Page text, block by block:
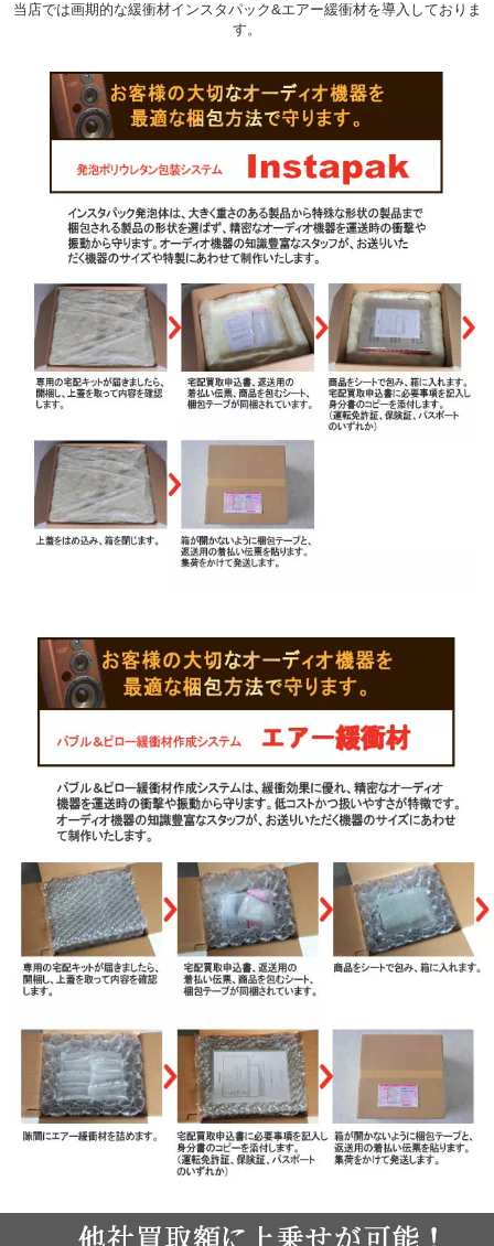
当店では画期的な緩衝材インスタパック&エアー緩衝材を導入しておりま
す。